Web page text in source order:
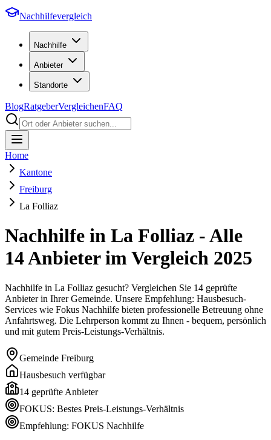
Nachhilfevergleich
Nachhilfe
Anbieter
Standorte
BlogRatgeberVergleichenFAQ
Home
Kantone
Freiburg
La Folliaz
Nachhilfe in La Folliaz - Alle
14Anbieter im Vergleich 2025
Nachhilfe in La Folliaz gesucht? Vergleichen Sie 14 geprüfte
Anbieter in Ihrer Gemeinde. Unsere Empfehlung: Hausbesuch-
Services wie Fokus Nachhilfe bieten professionelle Betreuung ohne
Anfahrtsweg. Die Lehrperson kommt zu Ihnen - bequem, persönlich
und mit gutem Preis-Leistungs-Verhältnis.
Gemeinde Freiburg
Hausbesuch verfügbar
14 geprüfte Anbieter
FOKUS: Bestes Preis-Leistungs-Verhältnis
Empfehlung: FOKUS Nachhilfe